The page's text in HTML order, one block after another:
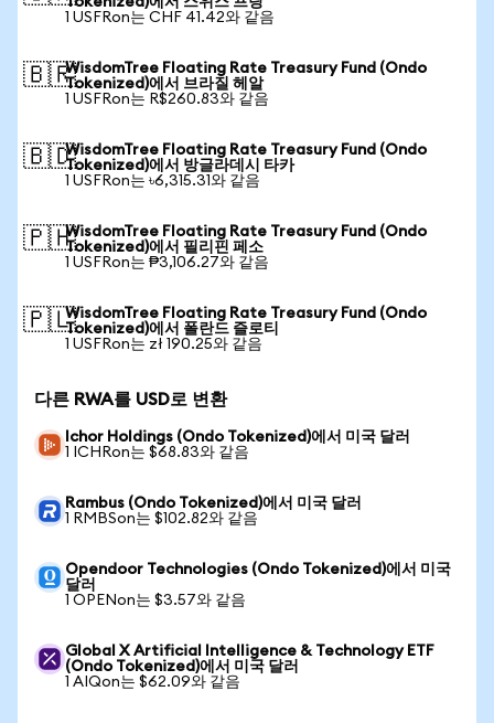
1 USFRon는 CHF 41.42와 같음
🇧🇷WisdomTree Floating Rate Treasury Fund (Ondo
Tokenized)에서 브라질 헤알
1 USFRon는 R$260.83와 같음
🇧🇩WisdomTree Floating Rate Treasury Fund (Ondo
Tokenized)에서 방글라데시 타카
1 USFRon는 ৳6,315.31와 같음
🇵🇭WisdomTree Floating Rate Treasury Fund (Ondo
Tokenized)에서 필리핀 페소
1 USFRon는 ₱3,106.27와 같음
🇵🇱WisdomTree Floating Rate Treasury Fund (Ondo
Tokenized)에서 폴란드 즐로티
1 USFRon는 zł 190.25와 같음
다른 RWA를 USD로 변환
Ichor Holdings (Ondo Tokenized)에서 미국 달러
1 ICHRon는 $68.83와 같음
Rambus (Ondo Tokenized)에서 미국 달러
1 RMBSon는 $102.82와 같음
Opendoor Technologies (Ondo Tokenized)에서 미국
달러
1 OPENon는 $3.57와 같음
Global X Artificial Intelligence & Technology ETF
(Ondo Tokenized)에서 미국 달러
1 AIQon는 $62.09와 같음